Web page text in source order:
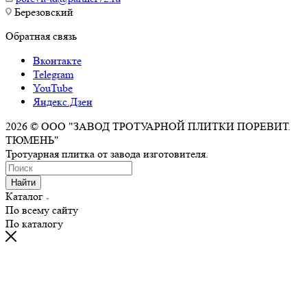
Березовский
Обратная связь
Вконтакте
Telegram
YouTube
Яндекс.Дзен
2026 © ООО "ЗАВОД ТРОТУАРНОЙ ПЛИТКИ ПОРЕВИТ.
ТЮМЕНЬ"
Тротуарная плитка от завода изготовителя.
Найти
Каталог
По всему сайту
По каталогу